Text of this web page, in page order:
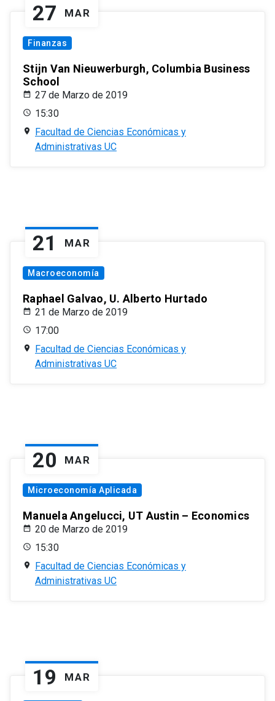
27 MAR
Finanzas
Stijn Van Nieuwerburgh, Columbia Business
School
27 de Marzo de 2019
15:30
Facultad de Ciencias Económicas y
Administrativas UC
21 MAR
Macroeconomía
Raphael Galvao, U. Alberto Hurtado
21 de Marzo de 2019
17:00
Facultad de Ciencias Económicas y
Administrativas UC
20 MAR
Microeconomía Aplicada
Manuela Angelucci, UT Austin – Economics
20 de Marzo de 2019
15:30
Facultad de Ciencias Económicas y
Administrativas UC
19 MAR